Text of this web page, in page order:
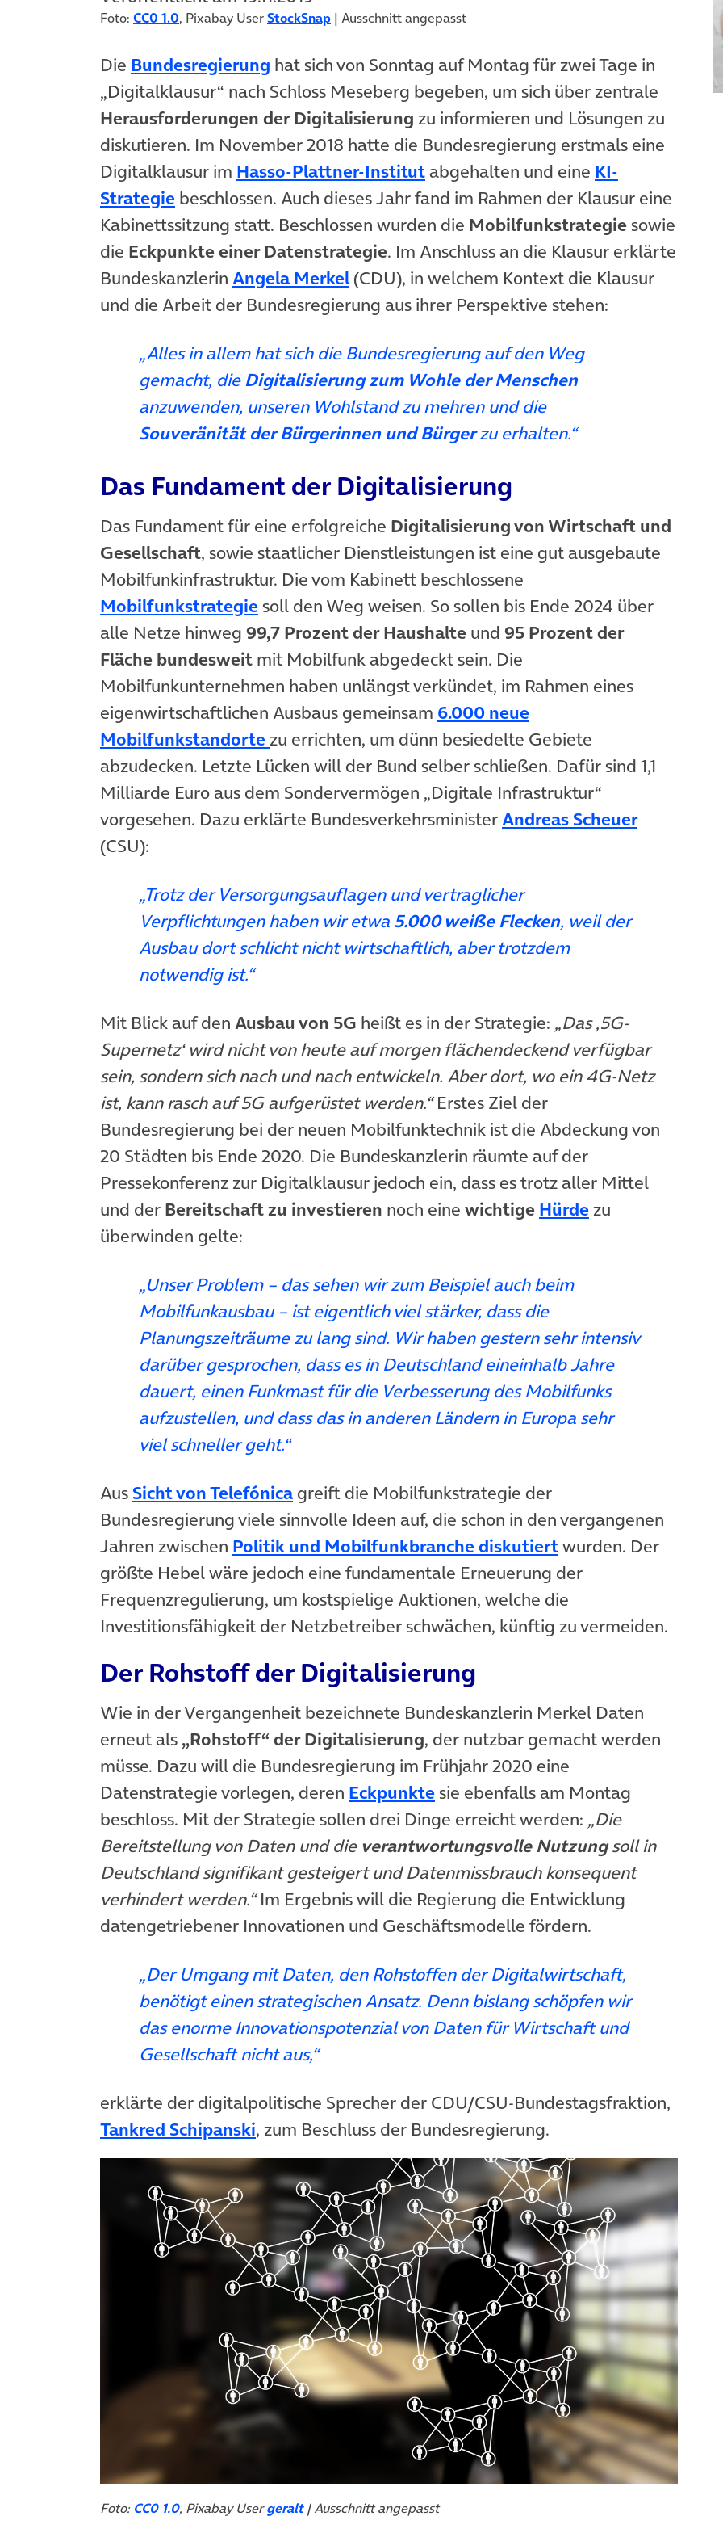
Foto: CC0 1.0, Pixabay UserStockSnap | Ausschnitt angepasst
Die Bundesregierung (öffnet in neuem Tab)
hat sich von Sonntag auf Montag für zwei Tage in
„Digitalklausur“ nach Schloss Meseberg begeben, um sich über zentrale
Herausforderungen der Digitalisierung zu informieren und Lösungen zu
diskutieren. Im November 2018 hatte die Bundesregierung erstmals eine
Digitalklausur im Hasso-Plattner-Institut(öffnet in neuem Tab)
abgehalten und eine KI-
Strategie(öffnet in neuem Tab)
beschlossen. Auch dieses Jahr fand im Rahmen der Klausur eine
Kabinettssitzung statt. Beschlossen wurden die Mobilfunkstrategiesowie
die Eckpunkte einer Datenstrategie. Im Anschluss an die Klausur erklärte
Bundeskanzlerin Angela Merkel(öffnet in neuem Tab)
(CDU), in welchem Kontext die Klausur
und die Arbeit der Bundesregierung aus ihrer Perspektive stehen:
„Alles in allem hat sich die Bundesregierung auf den Weg
gemacht, dieDigitalisierung zum Wohle der Menschen
anzuwenden, unseren Wohlstand zu mehren und die
Souveränität der Bürgerinnen und Bürgerzu erhalten.“
Das Fundament der Digitalisierung
Das Fundament für eine erfolgreiche Digitalisierung von Wirtschaft und
Gesellschaft, sowie staatlicher Dienstleistungen ist eine gut ausgebaute
Mobilfunkinfrastruktur. Die vom Kabinett beschlossene
Mobilfunkstrategie(öffnet in neuem Tab)
soll den Weg weisen. So sollen bis Ende 2024 über
alle Netze hinweg 99,7 Prozent der Haushalte und 95 Prozent der
Fläche bundesweit mit Mobilfunk abgedeckt sein. Die
Mobilfunkunternehmen haben unlängst verkündet, im Rahmen eines
eigenwirtschaftlichen Ausbaus gemeinsam 6.000 neue
Mobilfunkstandorte (öffnet in neuem Tab)
zu errichten, um dünn besiedelte Gebiete
abzudecken. Letzte Lücken will der Bund selber schließen. Dafür sind 1,1
Milliarde Euro aus dem Sondervermögen „Digitale Infrastruktur“
vorgesehen. Dazu erklärte BundesverkehrsministerAndreas Scheuer(öffnet in
(CSU):
„Trotz der Versorgungsauflagen und vertraglicher
Verpflichtungen haben wir etwa 5.000 weiße Flecken, weil der
Ausbau dort schlicht nicht wirtschaftlich, aber trotzdem
notwendig ist.“
Mit Blick auf den Ausbau von 5G heißt es in der Strategie: „Das ‚5G-
Supernetz‘ wird nicht von heute auf morgen flächendeckend verfügbar
sein, sondern sich nach und nach entwickeln. Aber dort, wo ein 4G-Netz
ist, kann rasch auf 5G aufgerüstet werden.“Erstes Ziel der
Bundesregierung bei der neuen Mobilfunktechnik ist die Abdeckung von
20 Städten bis Ende 2020. Die Bundeskanzlerin räumte auf der
Pressekonferenz zur Digitalklausur jedoch ein, dass es trotz aller Mittel
und der Bereitschaft zu investieren noch eine wichtige Hürde(öffnet in
zu
überwinden gelte:
„Unser Problem – das sehen wir zum Beispiel auch beim
Mobilfunkausbau – ist eigentlich viel stärker, dass die
Planungszeiträume zu lang sind. Wir haben gestern sehr intensiv
darüber gesprochen, dass es in Deutschland eineinhalb Jahre
dauert, einen Funkmast für die Verbesserung des Mobilfunks
aufzustellen, und dass das in anderen Ländern in Europa sehr
viel schneller geht.“
Aus Sicht von Telefónica(öffnet in neuem Tab)
greift die Mobilfunkstrategie der
Bundesregierung viele sinnvolle Ideen auf, die schon in den vergangenen
Jahren zwischen Politik und Mobilfunkbranche diskutiert(öffnet in neuem
wurden. Der
größte Hebel wäre jedoch eine fundamentale Erneuerung der
Frequenzregulierung, um kostspielige Auktionen, welche die
Investitionsfähigkeit der Netzbetreiber schwächen, künftig zu vermeiden.
Der Rohstoff der Digitalisierung
Wie in der Vergangenheit bezeichnete Bundeskanzlerin Merkel Daten
erneut als „Rohstoff“ der Digitalisierung, der nutzbar gemacht werden
müsse. Dazu will die Bundesregierung im Frühjahr 2020 eine
Datenstrategie vorlegen, deren Eckpunkte(öffnet in neuem Tab)
sie ebenfalls am Montag
beschloss. Mit der Strategie sollen drei Dinge erreicht werden: „Die
Bereitstellung von Daten und die verantwortungsvolle Nutzungsoll in
Deutschland signifikant gesteigert und Datenmissbrauch konsequent
verhindert werden.“Im Ergebnis will die Regierung die Entwicklung
datengetriebener Innovationen und Geschäftsmodelle fördern.
„Der Umgang mit Daten, den Rohstoffen der Digitalwirtschaft,
benötigt einen strategischen Ansatz. Denn bislang schöpfen wir
das enorme Innovationspotenzial von Daten für Wirtschaft und
Gesellschaft nicht aus,“
erklärte der digitalpolitische Sprecher der CDU/CSU-Bundestagsfraktion,
Tankred Schipanski(öffnet in neuem Tab)
, zum Beschluss der Bundesregierung.
Foto: CC0 1.0, Pixabay Usergeralt| Ausschnitt angepasst